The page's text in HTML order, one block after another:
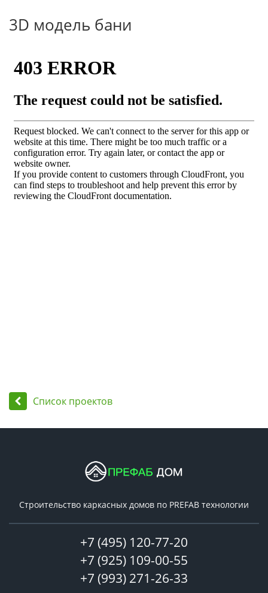
3D модель бани
Список проектов
Строительство каркасных домов по PREFAB технологии
+7 (495) 120-77-20
+7 (925) 109-00-55
+7 (993) 271-26-33